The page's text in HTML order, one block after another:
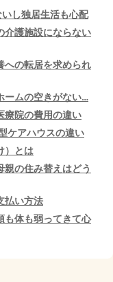
し独居生活も心配
護施設にならない
への転居を求められ
ームの空きがない…
療院の費用の違い
ケアハウスの違い
）とは
の住み替えはどう
払い方法
も体も弱ってきて心